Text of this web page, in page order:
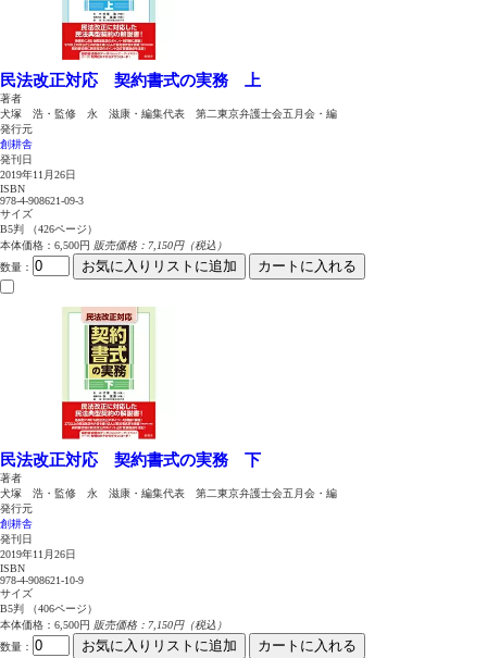
民法改正対応 契約書式の実務 上
著者
犬塚 浩・監修 永 滋康・編集代表 第二東京弁護士会五月会・編
発行元
創耕舎
発刊日
2019年11月26日
ISBN
978-4-908621-09-3
サイズ
B5判 （426ページ）
本体価格：6,500円 販売価格：7,150円（税込）
数量 ： お気に入りリストに追加 カートに入れる
民法改正対応 契約書式の実務 下
著者
犬塚 浩・監修 永 滋康・編集代表 第二東京弁護士会五月会・編
発行元
創耕舎
発刊日
2019年11月26日
ISBN
978-4-908621-10-9
サイズ
B5判 （406ページ）
本体価格：6,500円 販売価格：7,150円（税込）
数量 ： お気に入りリストに追加 カートに入れる